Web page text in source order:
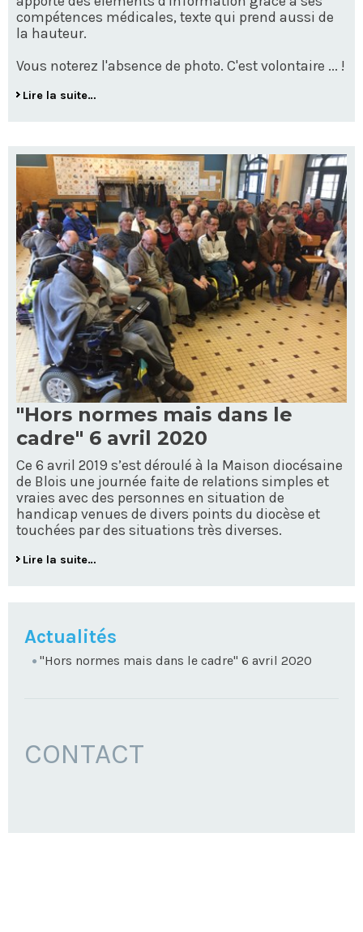
compétences médicales, texte qui prend aussi de
la hauteur.
Vous noterez l'absence de photo. C'est volontaire ... !
Lire la suite…
"Hors normes mais dans le
cadre" 6 avril 2020
Ce 6 avril 2019 s’est déroulé à la Maison diocésaine
de Blois une journée faite de relations simples et
vraies avec des personnes en situation de
handicap venues de divers points du diocèse et
touchées par des situations très diverses.
Lire la suite…
NAVIGATION
Actualités
"Hors normes mais dans le cadre" 6 avril 2020
CONTACT